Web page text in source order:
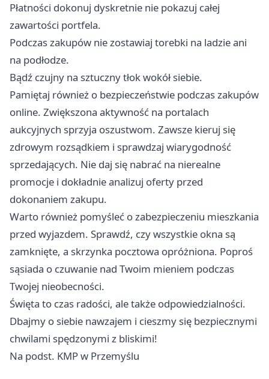
Płatności dokonuj dyskretnie nie pokazuj całej
zawartości portfela.
Podczas zakupów nie zostawiaj torebki na ladzie ani
na podłodze.
Bądź czujny na sztuczny tłok wokół siebie.
Pamiętaj również o bezpieczeństwie podczas zakupów
online. Zwiększona aktywność na portalach
aukcyjnych sprzyja oszustwom. Zawsze kieruj się
zdrowym rozsądkiem i sprawdzaj wiarygodność
sprzedających. Nie daj się nabrać na nierealne
promocje i dokładnie analizuj oferty przed
dokonaniem zakupu.
Warto również pomyśleć o zabezpieczeniu mieszkania
przed wyjazdem. Sprawdź, czy wszystkie okna są
zamknięte, a skrzynka pocztowa opróżniona. Poproś
sąsiada o czuwanie nad Twoim mieniem podczas
Twojej nieobecności.
Święta to czas radości, ale także odpowiedzialności.
Dbajmy o siebie nawzajem i cieszmy się bezpiecznymi
chwilami spędzonymi z bliskimi!
Na podst. KMP w Przemyślu